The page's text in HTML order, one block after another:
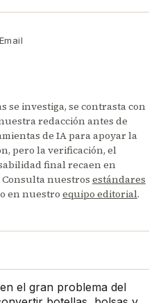
Email
se investiga, se contrasta con
redacción antes de
de IA para apoyar la
pero la verificación, el
final recaen en
nuestros estándares
en nuestro equipo editorial.
el gran problema del